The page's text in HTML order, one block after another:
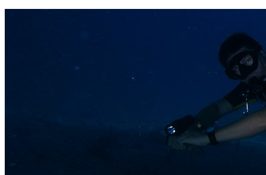
Das Sidemount-Forum ist auf
umgezogen und wie gewohnt
https://www.sidemount-
erreichbar.